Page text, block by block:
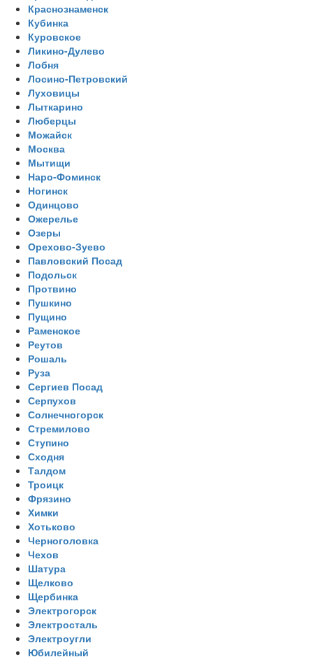
Краснознаменск
Кубинка
Куровское
Ликино-Дулево
Лобня
Лосино-Петровский
Луховицы
Лыткарино
Люберцы
Можайск
Москва
Мытищи
Наро-Фоминск
Ногинск
Одинцово
Ожерелье
Озеры
Орехово-Зуево
Павловский Посад
Подольск
Протвино
Пушкино
Пущино
Раменское
Реутов
Рошаль
Руза
Сергиев Посад
Серпухов
Солнечногорск
Стремилово
Ступино
Сходня
Талдом
Троицк
Фрязино
Химки
Хотьково
Черноголовка
Чехов
Шатура
Щелково
Щербинка
Электрогорск
Электросталь
Электроугли
Юбилейный